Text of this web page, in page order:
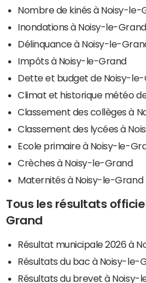
Nombre de kinés à Noisy-le-
Inondations à Noisy-le-Grand
Délinquance à Noisy-le-
Impôts à Noisy-le-Grand
Dette et budget de Noisy-le-
Climat et historique météo
Classement des collèges à
Classement des lycées à
Ecole primaire à Noisy-le-
Crèches à Noisy-le-Grand
Maternités à Noisy-le-Grand
Tous les résultats
Grand
Résultat municipale 2026 à
Résultats du bac à Noisy-le-
Résultats du brevet à Noisy-